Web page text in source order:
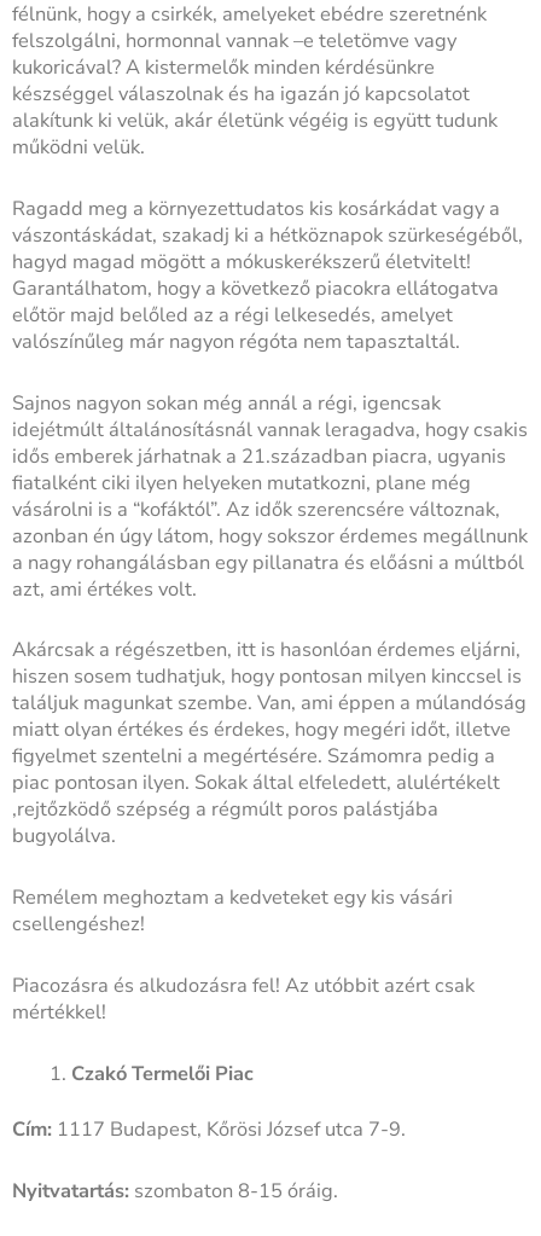
félnünk, hogy a csirkék, amelyeket ebédre szeretnénk
felszolgálni, hormonnal vannak –e teletömve vagy
kukoricával? A kistermelők minden kérdésünkre
készséggel válaszolnak és ha igazán jó kapcsolatot
alakítunk ki velük, akár életünk végéig is együtt tudunk
működni velük.
Ragadd meg a környezettudatos kis kosárkádat vagy a
vászontáskádat, szakadj ki a hétköznapok szürkeségéből,
hagyd magad mögött a mókuskerékszerű életvitelt!
Garantálhatom, hogy a következő piacokra ellátogatva
előtör majd belőled az a régi lelkesedés, amelyet
valószínűleg már nagyon régóta nem tapasztaltál.
Sajnos nagyon sokan még annál a régi, igencsak
idejétmúlt általánosításnál vannak leragadva, hogy csakis
idős emberek járhatnak a 21.században piacra, ugyanis
fiatalként ciki ilyen helyeken mutatkozni, plane még
vásárolni is a “kofáktól”. Az idők szerencsére változnak,
azonban én úgy látom, hogy sokszor érdemes megállnunk
a nagy rohangálásban egy pillanatra és előásni a múltból
azt, ami értékes volt.
Akárcsak a régészetben, itt is hasonlóan érdemes eljárni,
hiszen sosem tudhatjuk, hogy pontosan milyen kinccsel is
találjuk magunkat szembe. Van, ami éppen a múlandóság
miatt olyan értékes és érdekes, hogy megéri időt, illetve
figyelmet szentelni a megértésére. Számomra pedig a
piac pontosan ilyen. Sokak által elfeledett, alulértékelt
,rejtőzködő szépség a régmúlt poros palástjába
bugyolálva.
Remélem meghoztam a kedveteket egy kis vásári
csellengéshez!
Piacozásra és alkudozásra fel! Az utóbbit azért csak
mértékkel!
Czakó Termelői Piac
Cím: 1117 Budapest, Kőrösi József utca 7-9.
Nyitvatartás: szombaton 8-15 óráig.